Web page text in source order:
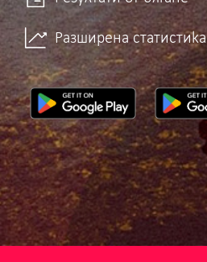
Разширена статистика